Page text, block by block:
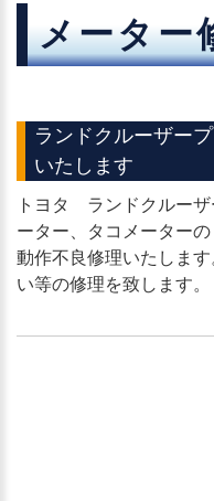
メーター
ランドクルーザー
いたします
トヨタ ランドクルー
ーター、タコメーターの
動作不良修理いたしま
い等の修理を致します。